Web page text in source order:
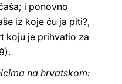
i ponovno
iz koje ću ja piti?,
koju je prihvatio za
na hrvatskom: